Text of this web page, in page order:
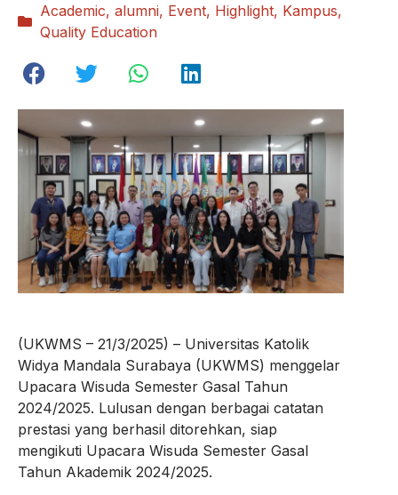
Academic, alumni, Event, Highlight, Kampus,
Quality Education
(UKWMS – 21/3/2025) – Universitas Katolik
Widya Mandala Surabaya (UKWMS) menggelar
Upacara Wisuda Semester Gasal Tahun
2024/2025. Lulusan dengan berbagai catatan
prestasi yang berhasil ditorehkan, siap
mengikuti Upacara Wisuda Semester Gasal
Tahun Akademik 2024/2025.